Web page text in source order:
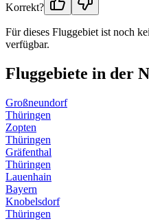
Korrekt?
Für dieses Fluggebiet ist noch
verfügbar.
Fluggebiete in der
Großneundorf
Thüringen
Zopten
Thüringen
Gräfenthal
Thüringen
Lauenhain
Bayern
Knobelsdorf
Thüringen